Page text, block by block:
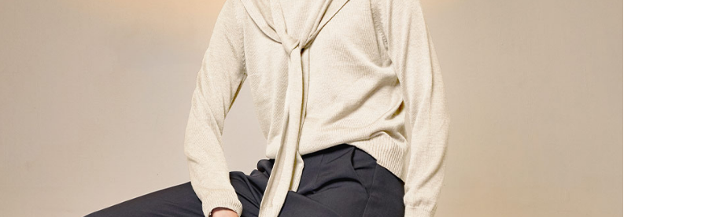
任。
４．使用「AFTEE先享後付」時，將依據個別帳號之用戶狀況，依本公司
即時審查核予不同之上限額度；若仍有額度不足之情形，本公司將視審查
結果請求用戶進行身份認證。
５．嚴禁一人註冊多個帳號或使用他人資訊註冊。若發現惡意使用之情
形，恩沛科技股份有限公司將有權停止該用戶之使用額度並採取法律行
動。
每筆NT$80